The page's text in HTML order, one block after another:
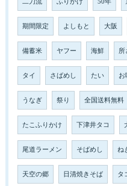
二刀流 ふりかけ 50年
期間限定 よしもと 大阪
備蓄米 ヤフー 海鮮 所
タイ さばめし たい お
うなぎ 祭り 全国送料無料
たこふりかけ 下津井タコ
尾道ラーメン そばめし ね
天空の郷 日清焼きそば タ